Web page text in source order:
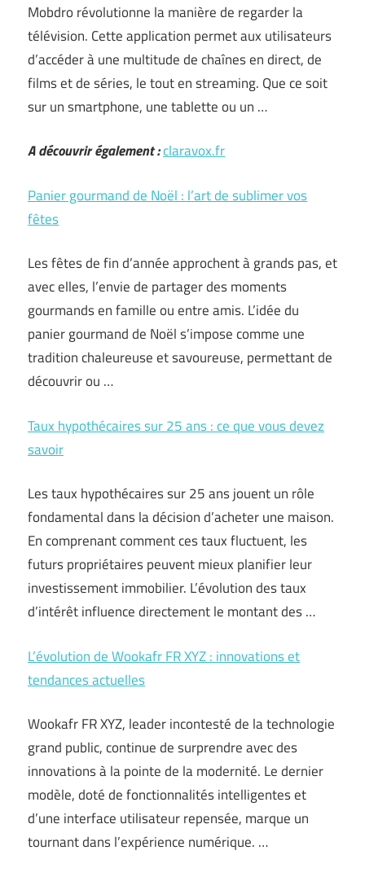
Mobdro révolutionne la manière de regarder la
télévision. Cette application permet aux utilisateurs
d’accéder à une multitude de chaînes en direct, de
films et de séries, le tout en streaming. Que ce soit
sur un smartphone, une tablette ou un …
A découvrir également :claravox.fr
Panier gourmand de Noël : l’art de sublimer vos
fêtes
Les fêtes de fin d’année approchent à grands pas, et
avec elles, l’envie de partager des moments
gourmands en famille ou entre amis. L’idée du
panier gourmand de Noël s’impose comme une
tradition chaleureuse et savoureuse, permettant de
découvrir ou …
Taux hypothécaires sur 25 ans : ce que vous devez
savoir
Les taux hypothécaires sur 25 ans jouent un rôle
fondamental dans la décision d’acheter une maison.
En comprenant comment ces taux fluctuent, les
futurs propriétaires peuvent mieux planifier leur
investissement immobilier. L’évolution des taux
d’intérêt influence directement le montant des …
L’évolution de Wookafr FR XYZ : innovations et
tendances actuelles
Wookafr FR XYZ, leader incontesté de la technologie
grand public, continue de surprendre avec des
innovations à la pointe de la modernité. Le dernier
modèle, doté de fonctionnalités intelligentes et
d’une interface utilisateur repensée, marque un
tournant dans l’expérience numérique. …